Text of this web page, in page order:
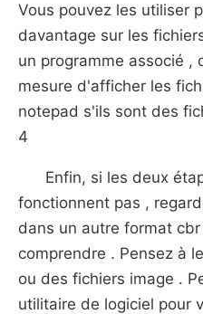
Vous pouvez les utiliser
davantage sur les
un programme associé ,
mesure d'afficher les
notepad s'ils sont des
4
Enfin, si les deux
fonctionnent pas ,
dans un autre format
comprendre . Pensez à
ou des fichiers image .
utilitaire de logiciel pour